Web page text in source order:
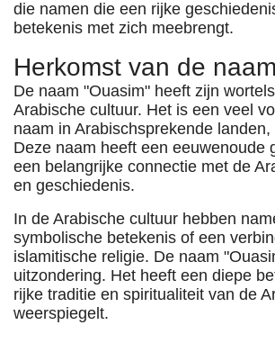
die namen die een rijke
betekenis met zich meebrengt.
Herkomst van de
De naam "Ouasim" heeft zijn
Arabische cultuur. Het is een veel
naam in Arabischsprekende
Deze naam heeft een eeuwenoude
een belangrijke connectie met de
en geschiedenis.
In de Arabische cultuur hebben
symbolische betekenis of een
islamitische religie. De naam
uitzondering. Het heeft een diepe
rijke traditie en spiritualiteit van de
weerspiegelt.